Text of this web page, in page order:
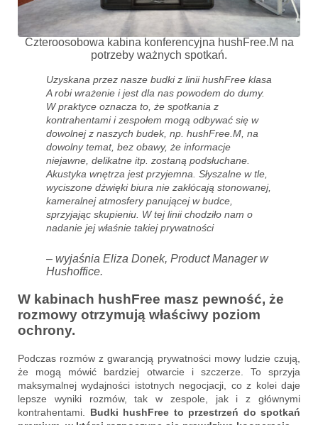
Czteroosobowa kabina konferencyjna hushFree.M na
potrzeby ważnych spotkań.
Uzyskana przez nasze budki z linii hushFree klasa
A robi wrażenie i jest dla nas powodem do dumy.
W praktyce oznacza to, że spotkania z
kontrahentami i zespołem mogą odbywać się w
dowolnej z naszych budek, np. hushFree.M, na
dowolny temat, bez obawy, że informacje
niejawne, delikatne itp. zostaną podsłuchane.
Akustyka wnętrza jest przyjemna. Słyszalne w tle,
wyciszone dźwięki biura nie zakłócają stonowanej,
kameralnej atmosfery panującej w budce,
sprzyjając skupieniu. W tej linii chodziło nam o
nadanie jej właśnie takiej prywatności
– wyjaśnia Eliza Donek, Product Manager w
Hushoffice.
W kabinach hushFree masz pewność, że
rozmowy otrzymują właściwy poziom
ochrony.
Podczas rozmów z gwarancją prywatności mowy ludzie czują,
że mogą mówić bardziej otwarcie i szczerze. To sprzyja
maksymalnej wydajności istotnych negocjacji, co z kolei daje
lepsze wyniki rozmów, tak w zespole, jak i z głównymi
kontrahentami. Budki hushFree to przestrzeń do spotkań